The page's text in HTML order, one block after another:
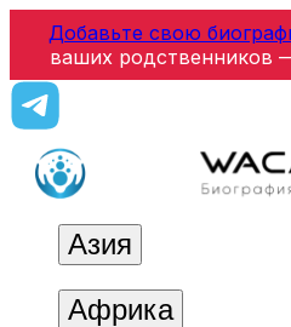
Добавьте свою
ваших родственников
Азия
Африка